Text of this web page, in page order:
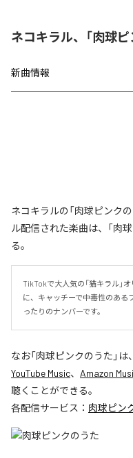
ネコキラル、「肉球
新曲情報
ネコキラルの「肉球ピンク
ル配信された楽曲は、「肉
る。
TikTokで大人気の「猫キラル」
に、キャッチーで中毒性のある
ったりのナンバーです。
なお「肉球ピンクのうた 」は、
YouTube Music、 Amazon
聴くことができる。
各配信サービス： 肉球ピン